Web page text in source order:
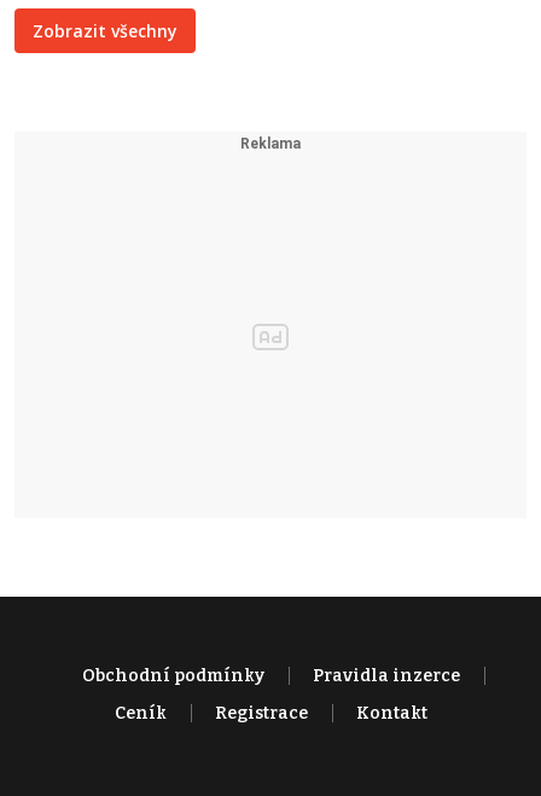
Zobrazit všechny
Obchodní podmínky
Pravidla inzerce
Ceník
Registrace Kontakt